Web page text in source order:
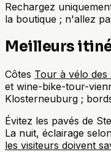
Rechargez
la boutique ; n'allez
Meilleurs
Côtes Tour à vélo des
et wine-bike-tour-
Klosterneuburg ;
Évitez les pavés de
La nuit, éclairage
les visiteurs doivent